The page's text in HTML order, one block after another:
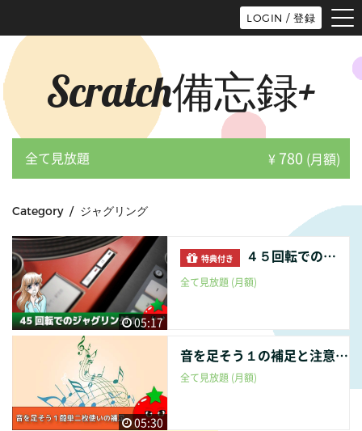
LOGIN / 登録
Scratch備忘録+
全て見放題 ¥ 780 (月額)
Category / ジャグリング
05:17
特典付き ４５回転でのジャグリング１
全て見放題 (月額)
05:30
音を足そう１の補足と注意点
全て見放題 (月額)